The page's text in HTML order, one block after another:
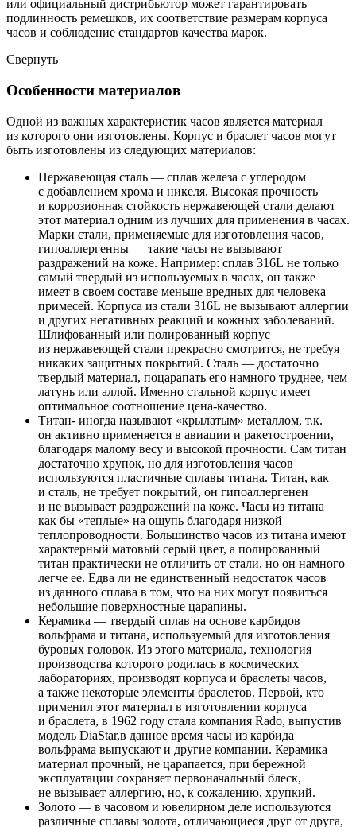
или официальный дистрибьютор может гарантировать
подлинность ремешков, их соответствие размерам корпуса
часов и соблюдение стандартов качества марок.
Свернуть
Особенности материалов
Одной из важных характеристик часов является материал
из которого они изготовлены. Корпус и браслет часов могут
быть изготовлены из следующих материалов:
Нержавеющая сталь — сплав железа с углеродом
с добавлением хрома и никеля. Высокая прочность
и коррозионная стойкость нержавеющей стали делают
этот материал одним из лучших для применения в часах.
Марки стали, применяемые для изготовления часов,
гипоаллергенны — такие часы не вызывают
раздражений на коже. Например: сплав 316L не только
самый твердый из используемых в часах, он также
имеет в своем составе меньше вредных для человека
примесей. Корпуса из стали 316L не вызывают аллергии
и других негативных реакций и кожных заболеваний.
Шлифованный или полированный корпус
из нержавеющей стали прекрасно смотрится, не требуя
никаких защитных покрытий. Сталь — достаточно
твердый материал, поцарапать его намного труднее, чем
латунь или аллой. Именно стальной корпус имеет
оптимальное соотношение цена-качество.
Титан- иногда называют «крылатым» металлом, т.к.
он активно применяется в авиации и ракетостроении,
благодаря малому весу и высокой прочности. Сам титан
достаточно хрупок, но для изготовления часов
используются пластичные сплавы титана. Титан, как
и сталь, не требует покрытий, он гипоаллергенен
и не вызывает раздражений на коже. Часы из титана
как бы «теплые» на ощупь благодаря низкой
теплопроводности. Большинство часов из титана имеют
характерный матовый серый цвет, а полированный
титан практически не отличить от стали, но он намного
легче ее. Едва ли не единственный недостаток часов
из данного сплава в том, что на них могут появиться
небольшие поверхностные царапины.
Керамика — твердый сплав на основе карбидов
вольфрама и титана, используемый для изготовления
буровых головок. Из этого материала, технология
производства которого родилась в космических
лабораториях, производят корпуса и браслеты часов,
а также некоторые элементы браслетов. Первой, кто
применил этот материал в изготовлении корпуса
и браслета, в 1962 году стала компания Rado, выпустив
модель DiaStar,в данное время часы из карбида
вольфрама выпускают и другие компании. Керамика —
материал прочный, не царапается, при бережной
эксплуатации сохраняет первоначальный блеск,
не вызывает аллергию, но, к сожалению, хрупкий.
Золото — в часовом и ювелирном деле используются
различные сплавы золота, отличающиеся друг от друга,